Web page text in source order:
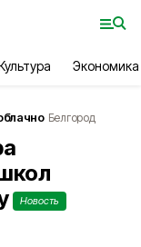
Экономика
Белгород
Новость